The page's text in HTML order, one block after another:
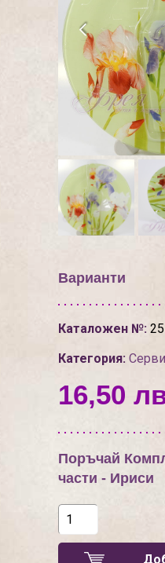
Варианти
Каталожен №:
Категория:
16,50
Поръчай
части - Ириси